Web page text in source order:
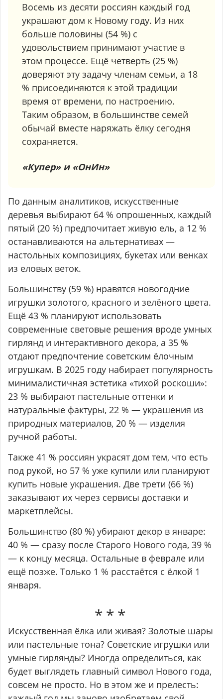
Восемь из десяти россиян каждый год
украшают дом к Новому году. Из них
больше половины (54 %) с
удовольствием принимают участие в
этом процессе. Ещё четверть (25 %)
доверяют эту задачу членам семьи, а 18
% присоединяются к этой традиции
время от времени, по настроению.
Таким образом, в большинстве семей
обычай вместе наряжать ёлку сегодня
сохраняется.
«Купер» и «ОнИн»
По данным аналитиков, искусственные
деревья выбирают 64 % опрошенных, каждый
пятый (20 %) предпочитает живую ель, а 12 %
останавливаются на альтернативах —
настольных композициях, букетах или венках
из еловых веток.
Большинству (59 %) нравятся новогодние
игрушки золотого, красного и зелёного цвета.
Ещё 43 % планируют использовать
современные световые решения вроде умных
гирлянд и интерактивного декора, а 35 %
отдают предпочтение советским ёлочным
игрушкам. В 2025 году набирает популярность
минималистичная эстетика «тихой роскоши»:
23 % выбирают пастельные оттенки и
натуральные фактуры, 22 % — украшения из
природных материалов, 20 % — изделия
ручной работы.
Также 41 % россиян украсят дом тем, что есть
под рукой, но 57 % уже купили или планируют
купить новые украшения. Две трети (66 %)
заказывают их через сервисы доставки и
маркетплейсы.
Большинство (80 %) убирают декор в январе:
40 % — сразу после Старого Нового года, 39 %
— к концу месяца. Остальные в феврале или
ещё позже. Только 1 % расстаётся с ёлкой 1
января.
Искусственная ёлка или живая? Золотые шары
или пастельные тона? Советские игрушки или
умные гирлянды? Иногда определиться, как
будет выглядеть главный символ Нового года,
совсем не просто. Но в этом же и прелесть: